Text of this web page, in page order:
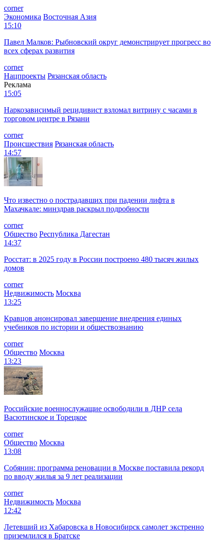
corner
Экономика Восточная Азия
15:10
Павел Малков: Рыбновский округ демонстрирует прогресс во
всех сферах развития
corner
Нацпроекты Рязанская область
Реклама
15:05
Наркозависимый рецидивист взломал витрину с часами в
торговом центре в Рязани
corner
Происшествия Рязанская область
14:57
Что известно о пострадавших при падении лифта в
Махачкале: минздрав раскрыл подробности
corner
Общество Республика Дагестан
14:37
Росстат: в 2025 году в России построено 480 тысяч жилых
домов
corner
Недвижимость Москва
13:25
Кравцов анонсировал завершение внедрения единых
учебников по истории и обществознанию
corner
Общество Москва
13:23
Российские военнослужащие освободили в ДНР села
Васютинское и Торецкое
corner
Общество Москва
13:08
Собянин: программа реновации в Москве поставила рекорд
по вводу жилья за 9 лет реализации
corner
Недвижимость Москва
12:42
Летевший из Хабаровска в Новосибирск самолет экстренно
приземлился в Братске